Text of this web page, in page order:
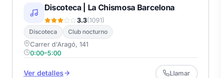
Discoteca | La Chismosa Barcelona
3.3(1091)
Discoteca Club nocturno
Carrer d'Aragó, 141
0:00–5:00
Ver detalles Llamar